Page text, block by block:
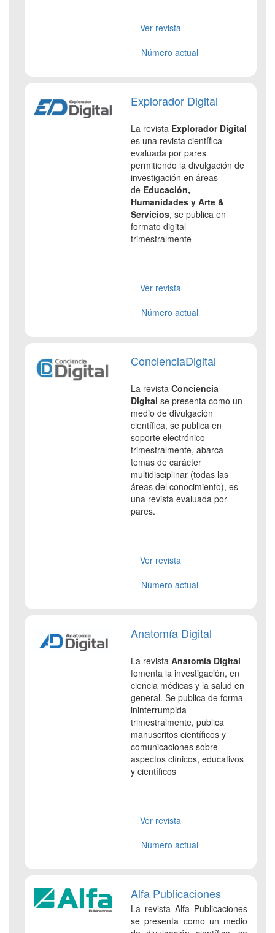
Ver revista
Número actual
Explorador Digital
La revista Explorador Digital
es una revista científica
evaluada por pares
permitiendo la divulgación de
investigación en áreas
de Educación,
Humanidades y Arte &
Servicios, se publica en
formato digital
trimestralmente
Ver revista
Número actual
ConcienciaDigital
La revista Conciencia
Digital se presenta como un
medio de divulgación
científica, se publica en
soporte electrónico
trimestralmente, abarca
temas de carácter
multidisciplinar (todas las
áreas del conocimiento), es
una revista evaluada por
pares.
Ver revista
Número actual
Anatomía Digital
La revista Anatomía Digital
fomenta la investigación, en
ciencia médicas y la salud en
general. Se publica de forma
ininterrumpida
trimestralmente, publica
manuscritos científicos y
comunicaciones sobre
aspectos clínicos, educativos
y científicos
Ver revista
Número actual
Alfa Publicaciones
La revista Alfa Publicaciones
se presenta como un medio